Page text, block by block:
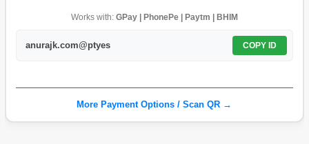
Works with: GPay | PhonePe | Paytm | BHIM
anurajk.com@ptyes COPY ID
More Payment Options / Scan QR →